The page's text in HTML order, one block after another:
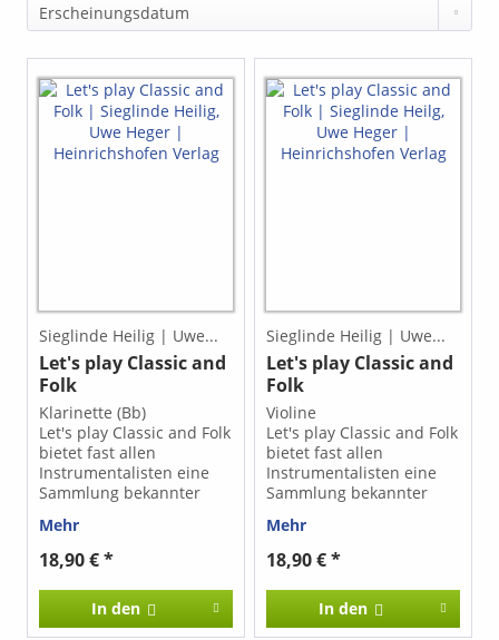
Sieglinde Heilig | Uwe...
Let's play Classic and
Folk
Klarinette (Bb)
Let's play Classic and Folk
bietet fast allen
Instrumentalisten eine
Sammlung bekannter
mehreren Epochen, hier
zusammengefasst mit
dem
populärwissenschaftlichen
Begriff Classic, sowie
ebenso bekannter
Mehr
18,90 € *
In den
Sieglinde Heilig | Uwe...
Let's play Classic and
Folk
Violine
Let's play Classic and Folk
bietet fast allen
Instrumentalisten eine
Sammlung bekannter
mehreren Epochen, hier
zusammengefasst mit
dem
populärwissenschaftlichen
Begriff Classic, sowie
ebenso bekannter
Mehr
18,90 € *
In den